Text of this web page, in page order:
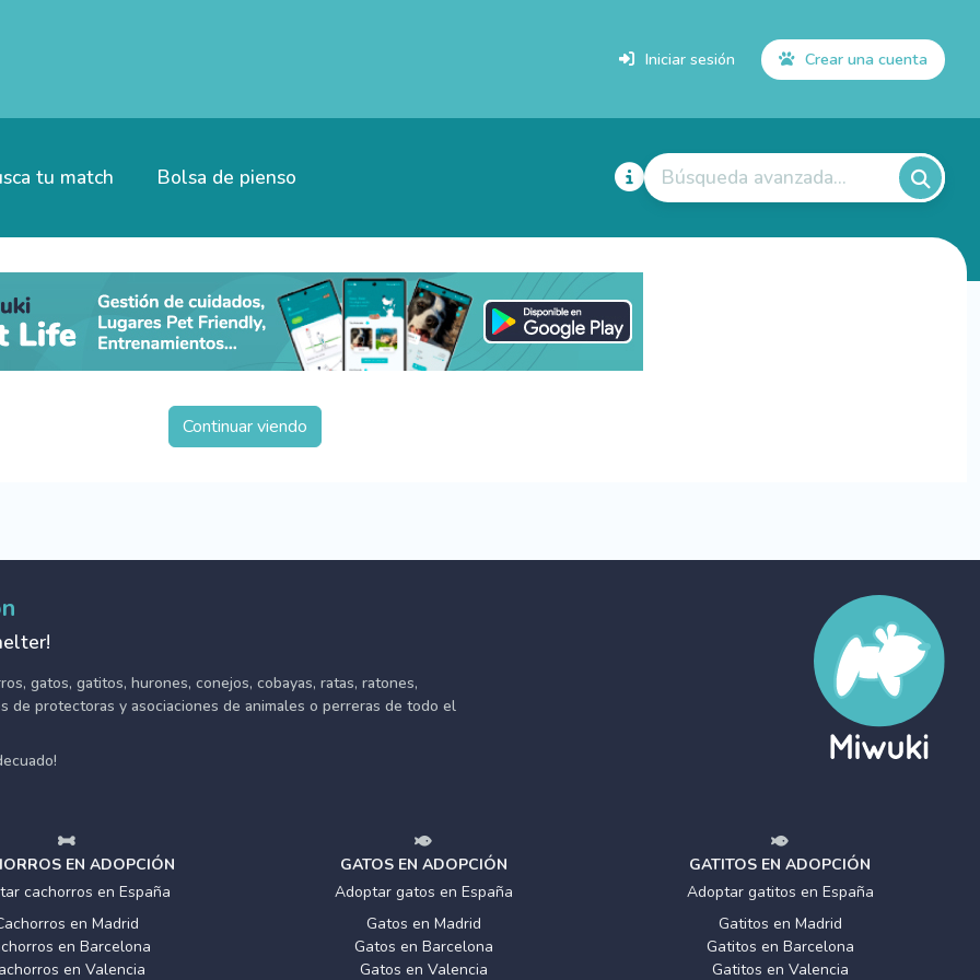
Iniciar sesión Crear una cuenta
tu match Bolsa de pienso Búsqueda avanzada...
Continuar viendo
gatos, gatitos, hurones, conejos, cobayas, ratas, ratones,
de protectoras y asociaciones de animales o perreras de todo el
EN ADOPCIÓN
cachorros en España
en Madrid
en Barcelona
en Valencia
GATOS EN ADOPCIÓN
Adoptar gatos en España
Gatos en Madrid
Gatos en Barcelona
Gatos en Valencia
GATITOS EN ADOPCIÓN
Adoptar gatitos en España
Gatitos en Madrid
Gatitos en Barcelona
Gatitos en Valencia